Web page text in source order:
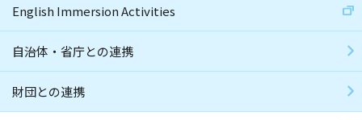
English Immersion Activities
自治体・省庁との連携
財団との連携